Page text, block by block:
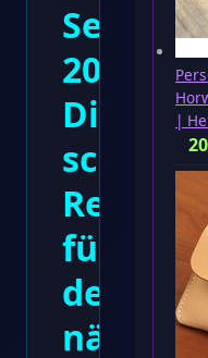
Segeln
2026:
Die
Reviere
für
deinen
|